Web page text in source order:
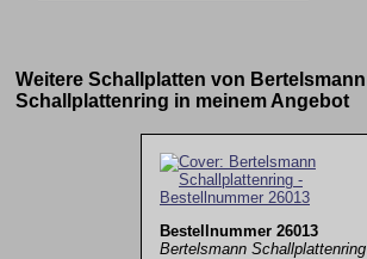
Weitere Schallplatten von Bertelsmann
Schallplattenring in meinem Angebot
Bestellnummer 26013
Bertelsmann Schallplattenring